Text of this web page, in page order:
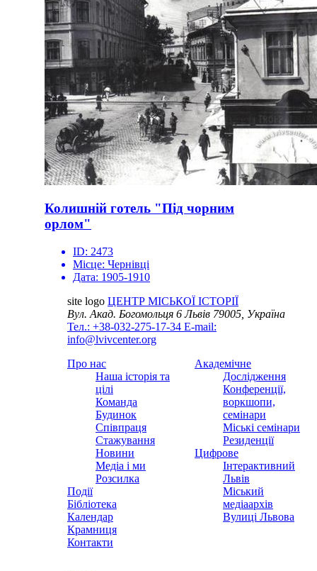
Колишній готель "Під чорним
орлом"
ID: 2473
Місце: Чернівці
Дата: 1905-1910
site logo ЦЕНТР МІСЬКОЇ ІСТОРІЇ
Вул. Акад. Богомольця 6Львів 79005, Україна
Тел.: +38-032-275-17-34 E-mail:
info@lvivcenter.org
Про нас
Наша історія та
цілі
Команда
Будинок
Співпраця
Стажування
Новини
Медіа і ми
Розсилка
Події
Бібліотека
Календар
Крамниця
Контакти
Академічне
Дослідження
Конференції,
воркшопи,
семінари
Міські семінари
Резиденції
Цифрове
Інтерактивний
Львів
Міський
медіаархів
Вулиці Львова